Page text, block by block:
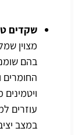
שקדים
בהם
החומרים
עוזרים
במצב